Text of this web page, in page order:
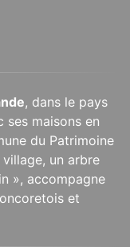
, dans le pays
ses maisons en
du Patrimoine
village, un arbre
», accompagne
et